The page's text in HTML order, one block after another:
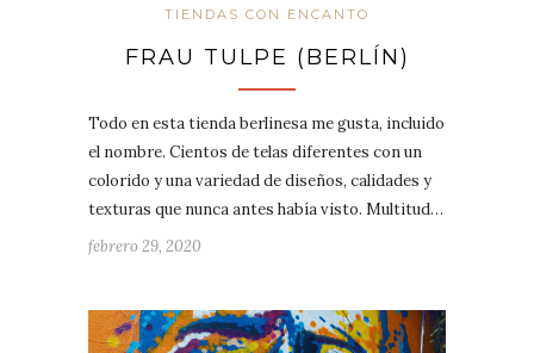
TIENDAS CON ENCANTO
FRAU TULPE (BERLÍN)
Todo en esta tienda berlinesa me gusta, incluido
el nombre. Cientos de telas diferentes con un
colorido y una variedad de diseños, calidades y
texturas que nunca antes había visto. Multitud…
febrero 29, 2020